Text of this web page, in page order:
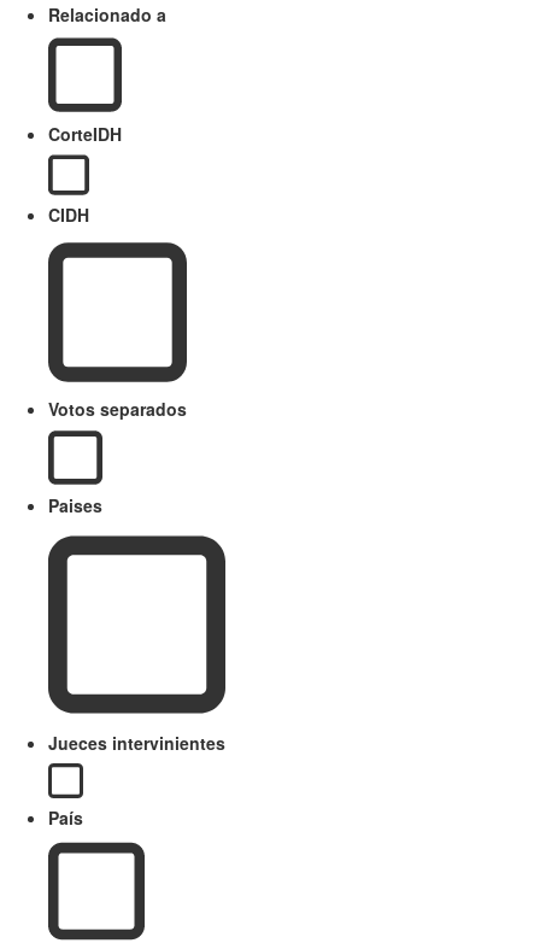
Relacionado a
CorteIDH
CIDH
Votos separados
Paises
Jueces intervinientes
País